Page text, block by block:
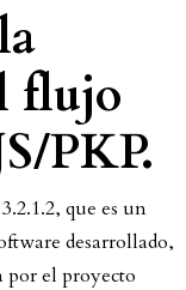
flujo
PKP.
que es un
desarrollado,
el proyecto